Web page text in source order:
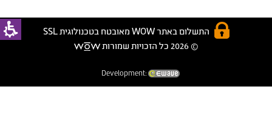
התשלום באתר WOW מאובטח בטכנולוגית SSL
© 2026 כל הזכויות שמורות
Development: